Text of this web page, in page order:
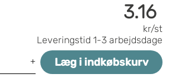
3.16
kr/st
Leveringstid 1-3 arbejdsdage
+ Læg i indkøbskurv